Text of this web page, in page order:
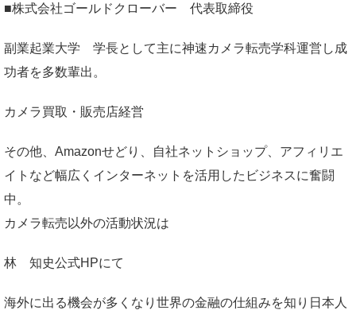
■株式会社ゴールドクローバー 代表取締役
副業起業大学 学長として主に神速カメラ転売学科運営し成
功者を多数輩出。
カメラ買取・販売店経営
その他、Amazonせどり、自社ネットショップ、アフィリエ
イトなど幅広くインターネットを活用したビジネスに奮闘
中。
カメラ転売以外の活動状況は
林 知史公式HPにて
海外に出る機会が多くなり世界の金融の仕組みを知り日本人